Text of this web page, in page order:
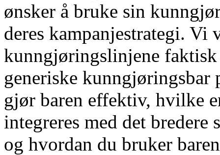
ønsker å bruke sin
deres kampanjestrategi. Vi
kunngjøringslinjene
generiske kunngjøringsbar
gjør baren effektiv, hvilke
integreres med det
og hvordan du bruker